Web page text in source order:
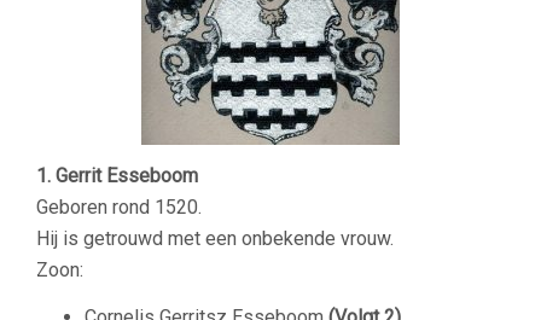
1. Gerrit Esseboom
Geboren rond 1520.
Hij is getrouwd met een onbekende vrouw.
Zoon: